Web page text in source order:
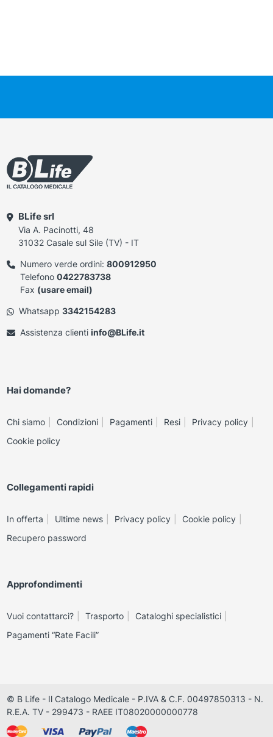
BLife srl
Via A. Pacinotti, 48
31032 Casale sul Sile (TV) - IT
Numero verde ordini: 800912950
Telefono 0422783738
Fax (usare email)
Whatsapp 3342154283
Assistenza clienti info@BLife.it
Hai domande?
Chi siamo Condizioni Pagamenti Resi
Privacy policy
Cookie policy
Collegamenti rapidi
In offerta Ultime news Privacy policy
Cookie policy
Recupero password
Approfondimenti
Vuoi contattarci? Trasporto
Cataloghi specialistici
Pagamenti “Rate Facili”
© B Life - Il Catalogo Medicale - P.IVA & C.F. 00497850313 - N.
R.E.A. TV - 299473 - RAEE IT08020000000778